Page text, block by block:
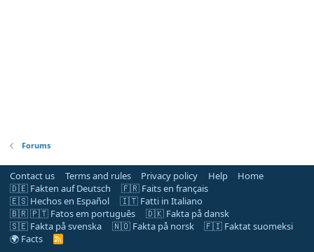
Forums
Contact us Terms and rules Privacy policy Help
Home
🇩🇪 Fakten auf Deutsch
🇫🇷 Faits en français
🇪🇸 Hechos en Español
🇮🇹 Fatti in Italiano
🇧🇷 🇵🇹 Fatos em português
🇩🇰 Fakta på dansk
🇸🇪 Fakta på svenska
🇳🇴 Fakta på norsk
🇫🇮 Faktat suomeksi
🌍 Facts
R